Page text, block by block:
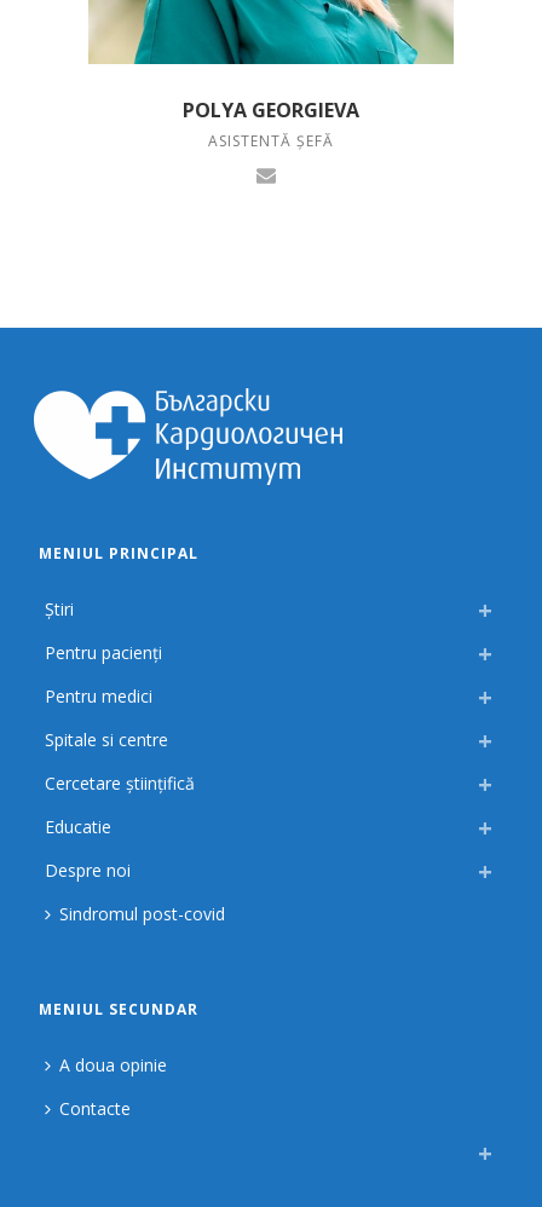
POLYA GEORGIEVA
ASISTENTĂ ȘEFĂ
MENIUL PRINCIPAL
Știri
Pentru pacienți
Pentru medici
Spitale si centre
Cercetare științifică
Educatie
Despre noi
Sindromul post-covid
MENIUL SECUNDAR
A doua opinie
Contacte